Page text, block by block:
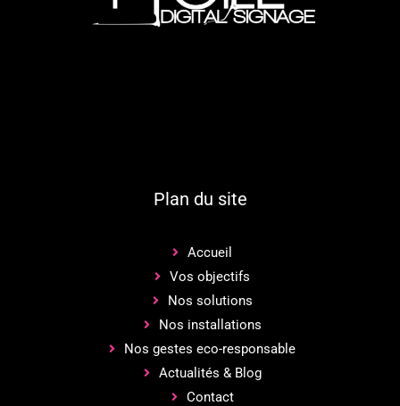
Plan du site
Accueil
Vos objectifs
Nos solutions
Nos installations
Nos gestes eco-responsable
Actualités & Blog
Contact